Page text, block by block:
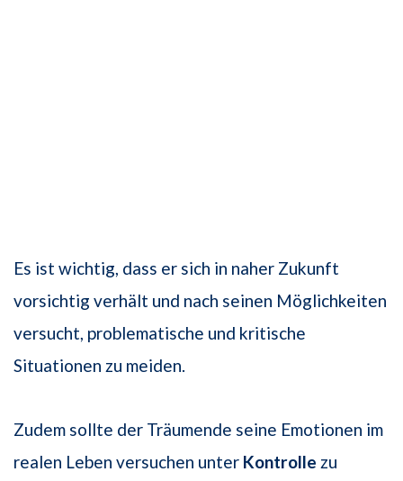
Es ist wichtig, dass er sich in naher Zukunft
vorsichtig verhält und nach seinen Möglichkeiten
versucht, problematische und kritische
Situationen zu meiden.
Zudem sollte der Träumende seine Emotionen im
realen Leben versuchen unter Kontrolle zu